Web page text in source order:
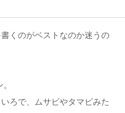
くのがベストなのか迷うの
ろで、ムサビやタマビみた